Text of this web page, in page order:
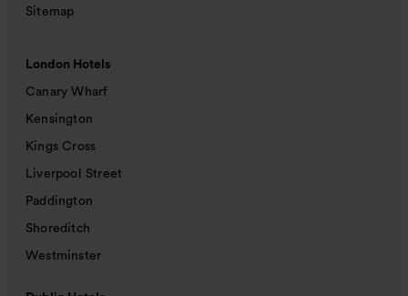
Sitemap
London Hotels
Canary Wharf
Kensington
Kings Cross
Liverpool Street
Paddington
Shoreditch
Westminster